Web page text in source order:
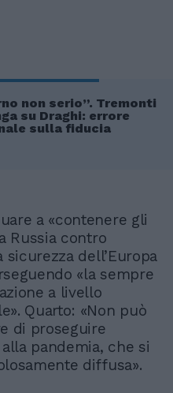
non serio”. Tremonti
su Draghi: errore
sulla fiducia
a «contenere gli
Russia contro
sicurezza dell’Europa
«la sempre
a livello
Quarto: «Non può
di proseguire
pandemia, che si
diffusa».